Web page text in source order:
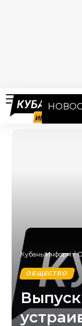
Кубань Информ/
ОБЩЕСТВО